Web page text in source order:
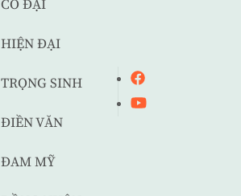
CỔ ĐẠI
HIỆN ĐẠI
TRỌNG SINH
ĐIỀN VĂN
ĐAM MỸ